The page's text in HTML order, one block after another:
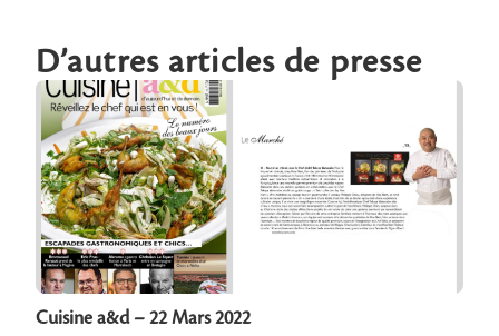
D’autres articles de presse
Cuisine a&d – 22 Mars 2022